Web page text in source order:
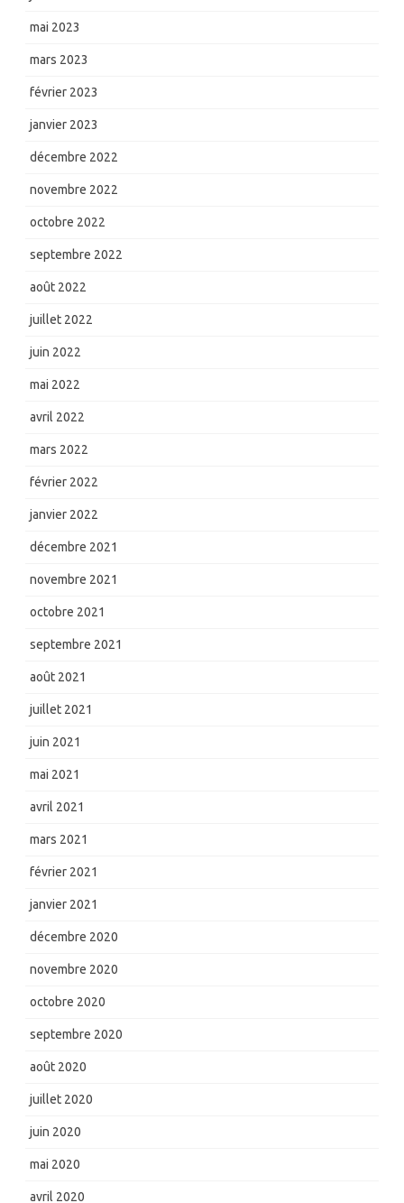
mai 2023
mars 2023
février 2023
janvier 2023
décembre 2022
novembre 2022
octobre 2022
septembre 2022
août 2022
juillet 2022
juin 2022
mai 2022
avril 2022
mars 2022
février 2022
janvier 2022
décembre 2021
novembre 2021
octobre 2021
septembre 2021
août 2021
juillet 2021
juin 2021
mai 2021
avril 2021
mars 2021
février 2021
janvier 2021
décembre 2020
novembre 2020
octobre 2020
septembre 2020
août 2020
juillet 2020
juin 2020
mai 2020
avril 2020